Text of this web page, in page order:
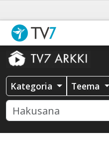
Kategoria Teema